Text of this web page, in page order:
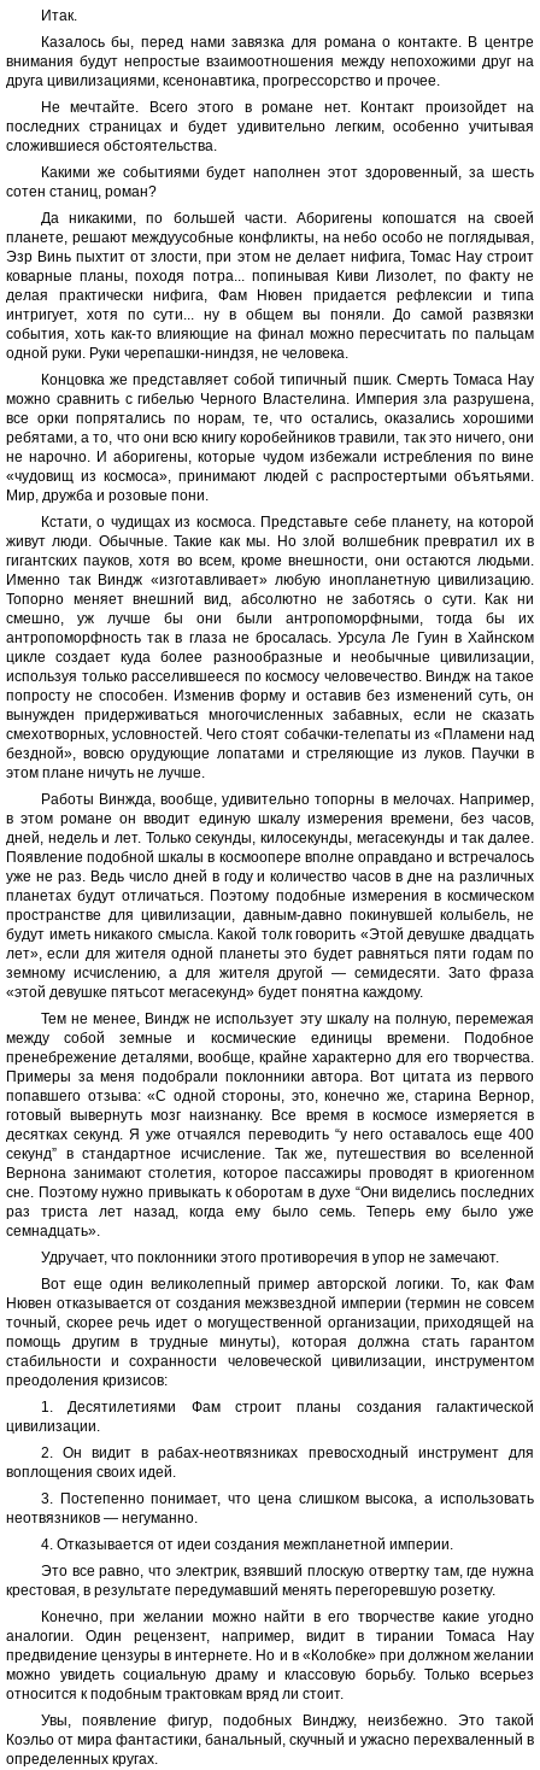
Итак.
Казалось бы, перед нами завязка для романа о контакте. В центре
внимания будут непростые взаимоотношения между непохожими друг на
друга цивилизациями, ксенонавтика, прогрессорство и прочее.
Не мечтайте. Всего этого в романе нет. Контакт произойдет на
последних страницах и будет удивительно легким, особенно учитывая
сложившиеся обстоятельства.
Какими же событиями будет наполнен этот здоровенный, за шесть
сотен станиц, роман?
Да никакими, по большей части. Аборигены копошатся на своей
планете, решают междуусобные конфликты, на небо особо не поглядывая,
Эзр Винь пыхтит от злости, при этом не делает нифига, Томас Нау строит
коварные планы, походя потра... попинывая Киви Лизолет, по факту не
делая практически нифига, Фам Нювен придается рефлексии и типа
интригует, хотя по сути... ну в общем вы поняли. До самой развязки
события, хоть как-то влияющие на финал можно пересчитать по пальцам
одной руки. Руки черепашки-ниндзя, не человека.
Концовка же представляет собой типичный пшик. Смерть Томаса Нау
можно сравнить с гибелью Черного Властелина. Империя зла разрушена,
все орки попрятались по норам, те, что остались, оказались хорошими
ребятами, а то, что они всю книгу коробейников травили, так это ничего, они
не нарочно. И аборигены, которые чудом избежали истребления по вине
«чудовищ из космоса», принимают людей с распростертыми объятьями.
Мир, дружба и розовые пони.
Кстати, о чудищах из космоса. Представьте себе планету, на которой
живут люди. Обычные. Такие как мы. Но злой волшебник превратил их в
гигантских пауков, хотя во всем, кроме внешности, они остаются людьми.
Именно так Виндж «изготавливает» любую инопланетную цивилизацию.
Топорно меняет внешний вид, абсолютно не заботясь о сути. Как ни
смешно, уж лучше бы они были антропоморфными, тогда бы их
антропоморфность так в глаза не бросалась. Урсула Ле Гуин в Хайнском
цикле создает куда более разнообразные и необычные цивилизации,
используя только расселившееся по космосу человечество. Виндж на такое
попросту не способен. Изменив форму и оставив без изменений суть, он
вынужден придерживаться многочисленных забавных, если не сказать
смехотворных, условностей. Чего стоят собачки-телепаты из «Пламени над
бездной», вовсю орудующие лопатами и стреляющие из луков. Паучки в
этом плане ничуть не лучше.
Работы Винжда, вообще, удивительно топорны в мелочах. Например,
в этом романе он вводит единую шкалу измерения времени, без часов,
дней, недель и лет. Только секунды, килосекунды, мегасекунды и так далее.
Появление подобной шкалы в космоопере вполне оправдано и встречалось
уже не раз. Ведь число дней в году и количество часов в дне на различных
планетах будут отличаться. Поэтому подобные измерения в космическом
пространстве для цивилизации, давным-давно покинувшей колыбель, не
будут иметь никакого смысла. Какой толк говорить «Этой девушке двадцать
лет», если для жителя одной планеты это будет равняться пяти годам по
земному исчислению, а для жителя другой — семидесяти. Зато фраза
«этой девушке пятьсот мегасекунд» будет понятна каждому.
Тем не менее, Виндж не использует эту шкалу на полную, перемежая
между собой земные и космические единицы времени. Подобное
пренебрежение деталями, вообще, крайне характерно для его творчества.
Примеры за меня подобрали поклонники автора. Вот цитата из первого
попавшего отзыва: «С одной стороны, это, конечно же, старина Вернор,
готовый вывернуть мозг наизнанку. Все время в космосе измеряется в
десятках секунд. Я уже отчаялся переводить “у него оставалось еще 400
секунд” в стандартное исчисление. Так же, путешествия во вселенной
Вернона занимают столетия, которое пассажиры проводят в криогенном
сне. Поэтому нужно привыкать к оборотам в духе “Они виделись последних
раз триста лет назад, когда ему было семь. Теперь ему было уже
семнадцать».
Удручает, что поклонники этого противоречия в упор не замечают.
Вот еще один великолепный пример авторской логики. То, как Фам
Нювен отказывается от создания межзвездной империи (термин не совсем
точный, скорее речь идет о могущественной организации, приходящей на
помощь другим в трудные минуты), которая должна стать гарантом
стабильности и сохранности человеческой цивилизации, инструментом
преодоления кризисов:
1. Десятилетиями Фам строит планы создания галактической
цивилизации.
2. Он видит в рабах-неотвязниках превосходный инструмент для
воплощения своих идей.
3. Постепенно понимает, что цена слишком высока, а использовать
неотвязников — негуманно.
4. Отказывается от идеи создания межпланетной империи.
Это все равно, что электрик, взявший плоскую отвертку там, где нужна
крестовая, в результате передумавший менять перегоревшую розетку.
Конечно, при желании можно найти в его творчестве какие угодно
аналогии. Один рецензент, например, видит в тирании Томаса Нау
предвидение цензуры в интернете. Но и в «Колобке» при должном желании
можно увидеть социальную драму и классовую борьбу. Только всерьез
относится к подобным трактовкам вряд ли стоит.
Увы, появление фигур, подобных Винджу, неизбежно. Это такой
Коэльо от мира фантастики, банальный, скучный и ужасно перехваленный в
определенных кругах.